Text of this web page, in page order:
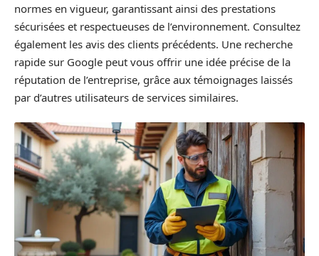
normes en vigueur, garantissant ainsi des prestations
sécurisées et respectueuses de l’environnement. Consultez
également les avis des clients précédents. Une recherche
rapide sur Google peut vous offrir une idée précise de la
réputation de l’entreprise, grâce aux témoignages laissés
par d’autres utilisateurs de services similaires.